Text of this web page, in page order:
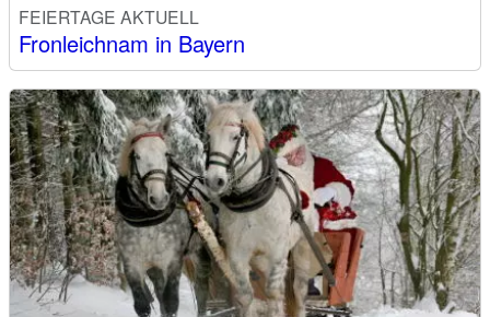
FEIERTAGE AKTUELL
Fronleichnam in Bayern